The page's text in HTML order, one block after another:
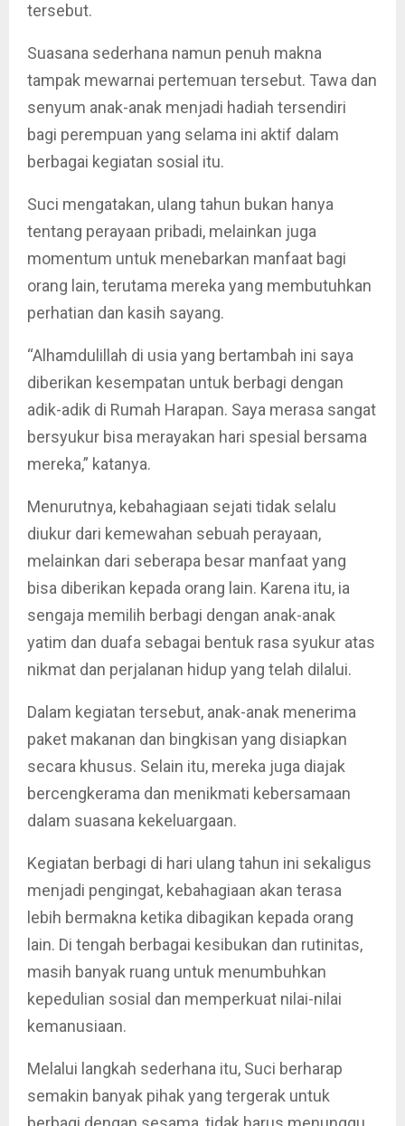
tersebut.
Suasana sederhana namun penuh makna
tampak mewarnai pertemuan tersebut. Tawa dan
senyum anak-anak menjadi hadiah tersendiri
bagi perempuan yang selama ini aktif dalam
berbagai kegiatan sosial itu.
Suci mengatakan, ulang tahun bukan hanya
tentang perayaan pribadi, melainkan juga
momentum untuk menebarkan manfaat bagi
orang lain, terutama mereka yang membutuhkan
perhatian dan kasih sayang.
“Alhamdulillah di usia yang bertambah ini saya
diberikan kesempatan untuk berbagi dengan
adik-adik di Rumah Harapan. Saya merasa sangat
bersyukur bisa merayakan hari spesial bersama
mereka,” katanya.
Menurutnya, kebahagiaan sejati tidak selalu
diukur dari kemewahan sebuah perayaan,
melainkan dari seberapa besar manfaat yang
bisa diberikan kepada orang lain. Karena itu, ia
sengaja memilih berbagi dengan anak-anak
yatim dan duafa sebagai bentuk rasa syukur atas
nikmat dan perjalanan hidup yang telah dilalui.
Dalam kegiatan tersebut, anak-anak menerima
paket makanan dan bingkisan yang disiapkan
secara khusus. Selain itu, mereka juga diajak
bercengkerama dan menikmati kebersamaan
dalam suasana kekeluargaan.
Kegiatan berbagi di hari ulang tahun ini sekaligus
menjadi pengingat, kebahagiaan akan terasa
lebih bermakna ketika dibagikan kepada orang
lain. Di tengah berbagai kesibukan dan rutinitas,
masih banyak ruang untuk menumbuhkan
kepedulian sosial dan memperkuat nilai-nilai
kemanusiaan.
Melalui langkah sederhana itu, Suci berharap
semakin banyak pihak yang tergerak untuk